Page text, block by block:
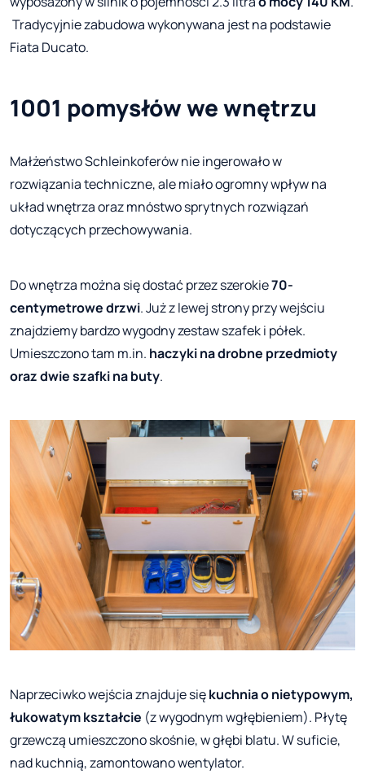
Tradycyjnie zabudowa wykonywana jest na podstawie
Fiata Ducato.
1001 pomysłów we wnętrzu
Małżeństwo Schleinkoferów nie ingerowało w
rozwiązania techniczne, ale miało ogromny wpływ na
układ wnętrza oraz mnóstwo sprytnych rozwiązań
dotyczących przechowywania.
Do wnętrza można się dostać przez szerokie70-
centymetrowe drzwi. Już z lewej strony przy wejściu
znajdziemy bardzo wygodny zestaw szafek i półek.
Umieszczono tam m.in. haczyki na drobne przedmioty
oraz dwie szafki na buty.
Naprzeciwko wejścia znajduje siękuchnia o nietypowym,
łukowatym kształcie (z wygodnym wgłębieniem). Płytę
grzewczą umieszczono skośnie, w głębi blatu. W suficie,
nad kuchnią, zamontowano wentylator.